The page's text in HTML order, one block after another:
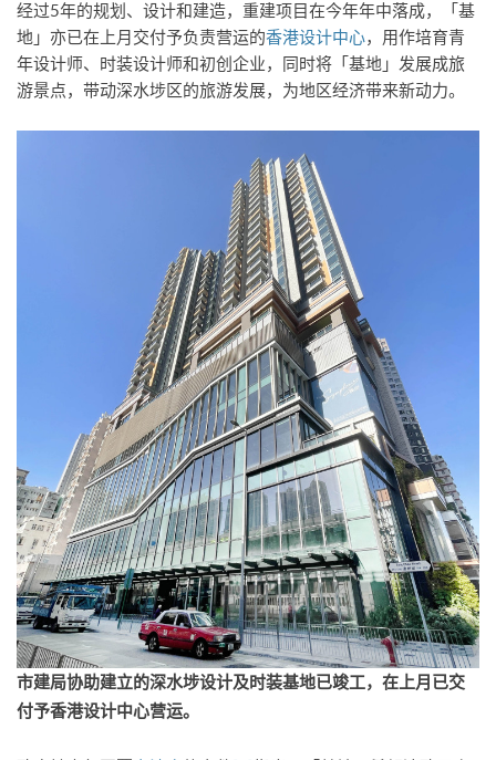
经过5年的规划、设计和建造，重建项目在今年年中落成，「基
地」亦已在上月交付予负责营运的香港设计中心，用作培育青
年设计师、时装设计师和初创企业，同时将「基地」发展成旅
游景点，带动深水埗区的旅游发展，为地区经济带来新动力。
市建局协助建立的深水埗设计及时装基地已竣工，在上月已交
付予香港设计中心营运。